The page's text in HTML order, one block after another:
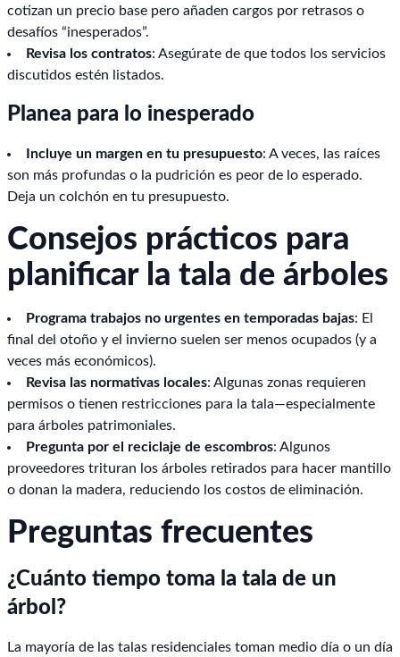
cotizan un precio base pero añaden cargos por retrasos o
desafíos “inesperados”.
Revisa los contratos: Asegúrate de que todos los servicios
discutidos estén listados.
Planea para lo inesperado
Incluye un margen en tu presupuesto: A veces, las raíces
son más profundas o la pudrición es peor de lo esperado.
Deja un colchón en tu presupuesto.
Consejos prácticos para
planificar la tala de árboles
Programa trabajos no urgentes en temporadas bajas: El
final del otoño y el invierno suelen ser menos ocupados (y a
veces más económicos).
Revisa las normativas locales: Algunas zonas requieren
permisos o tienen restricciones para la tala—especialmente
para árboles patrimoniales.
Pregunta por el reciclaje de escombros: Algunos
proveedores trituran los árboles retirados para hacer mantillo
o donan la madera, reduciendo los costos de eliminación.
Preguntas frecuentes
¿Cuánto tiempo toma la tala de un
árbol?
La mayoría de las talas residenciales toman medio día o un día